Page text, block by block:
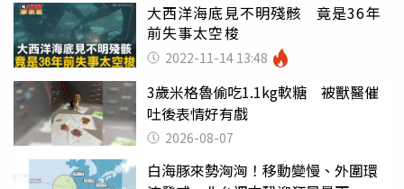
大西洋海底見不明殘骸 竟是36年
前失事太空梭
2022-11-14 13:48
3歲米格魯偷吃1.1kg軟糖 被獸醫催
吐後表情好有戲
2026-08-07
白海豚來勢洶洶！移動變慢、外圍環